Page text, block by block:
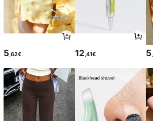
5,62€ 12,41€ 5